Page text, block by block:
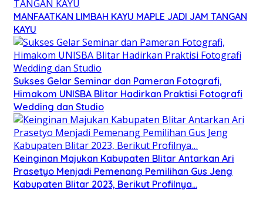
MANFAATKAN LIMBAH KAYU MAPLE JADI JAM TANGAN
KAYU
Sukses Gelar Seminar dan Pameran Fotografi,
Himakom UNISBA Blitar Hadirkan Praktisi Fotografi
Wedding dan Studio
Keinginan Majukan Kabupaten Blitar Antarkan Ari
Prasetyo Menjadi Pemenang Pemilihan Gus Jeng
Kabupaten Blitar 2023, Berikut Profilnya…